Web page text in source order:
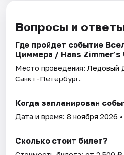
Вопросы и ответы
Где пройдет событие
Циммера / Hans Zimmer’s
Место проведения:Ледовый
Санкт-Петербург.
Когда запланирован
Дата и время:8 ноября 2026
Сколько стоит билет?